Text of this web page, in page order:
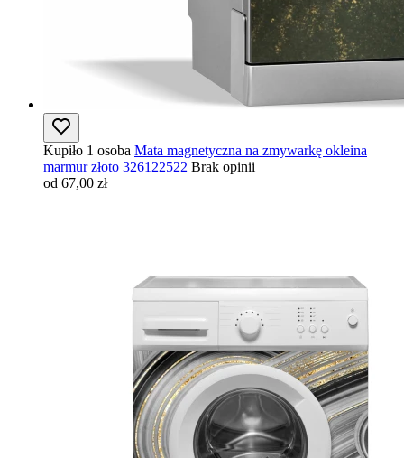
Kupiło 1 osoba Mata magnetyczna na zmywarkę okleina
marmur złoto 326122522 Brak opinii
od 67,00 zł